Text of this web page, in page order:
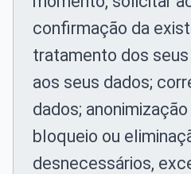
confirmação da
tratamento dos
aos seus dados;
dados;
bloqueio ou
desnecessários,